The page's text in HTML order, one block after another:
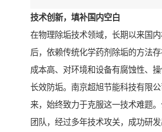
技术创新，填补国内空白
在物理除垢技术领域，长期以来国
后，依赖传统化学药剂除垢的方法
成本高、对环境和设备有腐蚀性、
长效防垢。南京超旭节能科技有限
来，始终致力于克服这一技术难题
团队，经过多年技术攻关，成功研